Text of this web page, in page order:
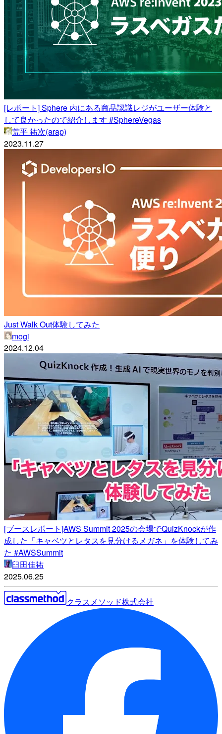
[レポート] Sphere 内にある商品認識レジがユーザー体験と
して良かったので紹介します #SphereVegas
荒平 祐次(arap)
2023.11.27
Just Walk Out体験してみた
mogi
2024.12.04
[ブースレポート]AWS Summit 2025の会場でQuizKnockが作
成した「キャベツとレタスを見分けるメガネ」を体験してみ
た #AWSSummit
臼田佳祐
2025.06.25
クラスメソッド株式会社